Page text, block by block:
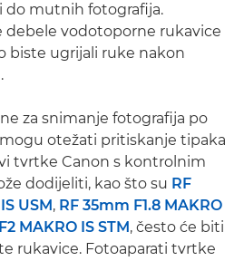
do mutnih fotografija.
debele vodotoporne rukavice
biste ugrijali ruke nakon
za snimanje fotografija po
otežati pritiskanje tipaka
tvrtke Canon s kontrolnim
dodijeliti, kao što su RF
USM, RF 35mm F1.8 MAKRO
MAKRO IS STM, često će biti
rukavice. Fotoaparati tvrtke